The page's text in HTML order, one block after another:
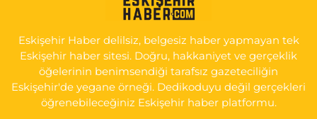
İSTİKLAL MAH. ŞAİR FUZULİ CAD. NO:35 A HAVA HASTANESİ
KARŞI KÖŞESİ ŞAİR FUZULİ AİLE SAĞLIĞI MERKEZİ KARŞISI
0 (222) 230 11 31 Yol Tarifi Al
Eskişehir Haber delilsiz, belgesiz haber yapmayan tek
Eskişehir haber sitesi. Doğru, hakkaniyet ve gerçeklik
öğelerinin benimsendiği tarafsız gazeteciliğin
Eskişehir'de yegane örneği. Dedikoduyu değil gerçekleri
öğrenebileceğiniz Eskişehir haber platformu.